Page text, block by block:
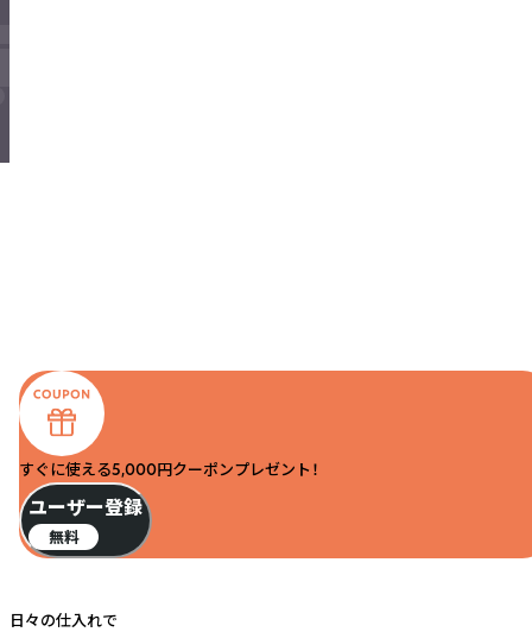
すぐに使える5,000円クーポンプレゼント！
ユーザー登録
無料
日々の仕入れで